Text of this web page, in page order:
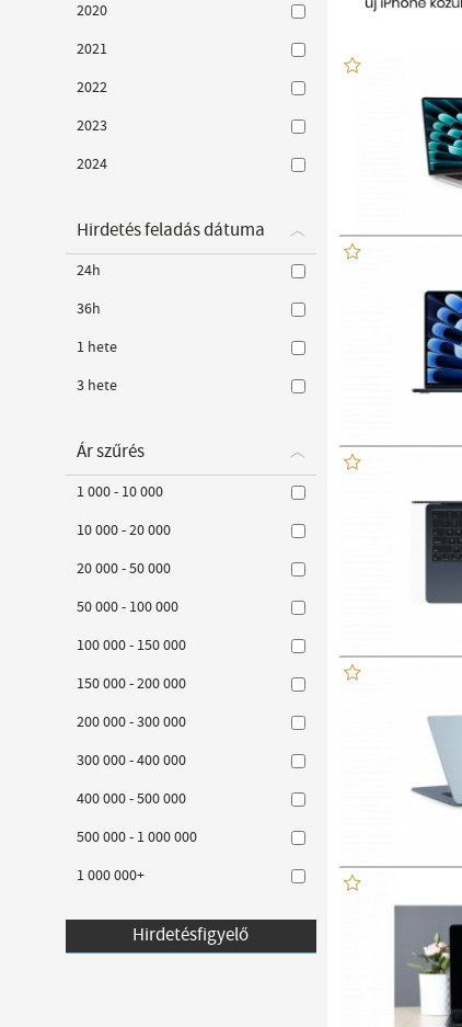
2020
2021
2022
2023
2024
Hirdetés feladás dátuma
24h
36h
1 hete
3 hete
Ár szűrés
1 000 - 10 000
10 000 - 20 000
20 000 - 50 000
50 000 - 100 000
100 000 - 150 000
150 000 - 200 000
200 000 - 300 000
300 000 - 400 000
400 000 - 500 000
500 000 - 1 000 000
1 000 000+
Hirdetésfigyelő